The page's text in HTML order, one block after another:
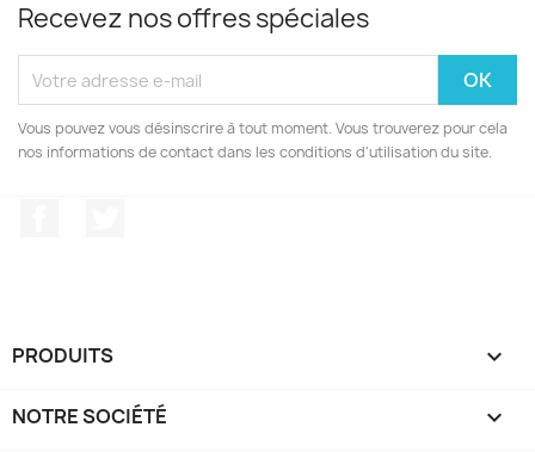
Recevez nos offres spéciales
Vous pouvez vous désinscrire à tout moment. Vous trouverez pour cela
nos informations de contact dans les conditions d'utilisation du site.
PRODUITS 
NOTRE SOCIÉTÉ 